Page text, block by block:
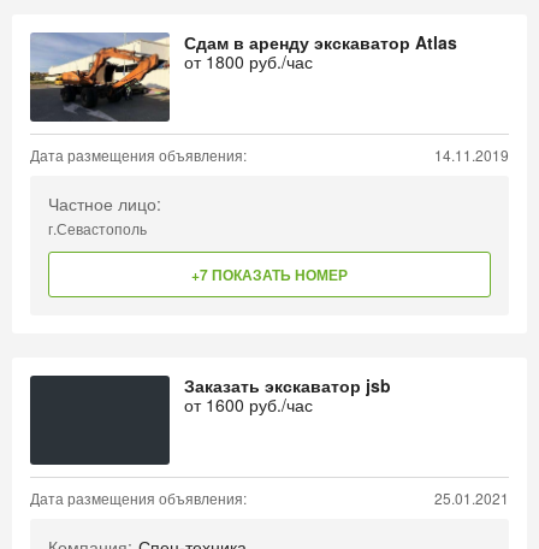
Сдам в аренду экскаватор Atlas
от 1800 руб./час
Дата размещения объявления: 14.11.2019
Частное лицо:
г.Севастополь
+7 ПОКАЗАТЬ НОМЕР
Заказать экскаватор jsb
от 1600 руб./час
Дата размещения объявления: 25.01.2021